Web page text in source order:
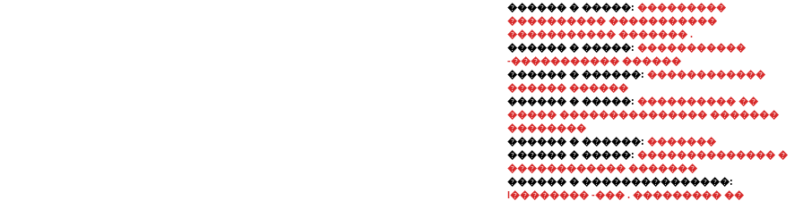
������ � �����: ���������
���������� �����������
����������� ������� .
������ � �����: �����������
-����������� ������
������ � ������: ������������
������ ������
������ � �����: ���������� ��
����� ��������������� �������
��������
������ � ������: �������
������ � �����: �������������� �
������������ �������
������ � ���������������:
l�������� -��� . ��������� ��